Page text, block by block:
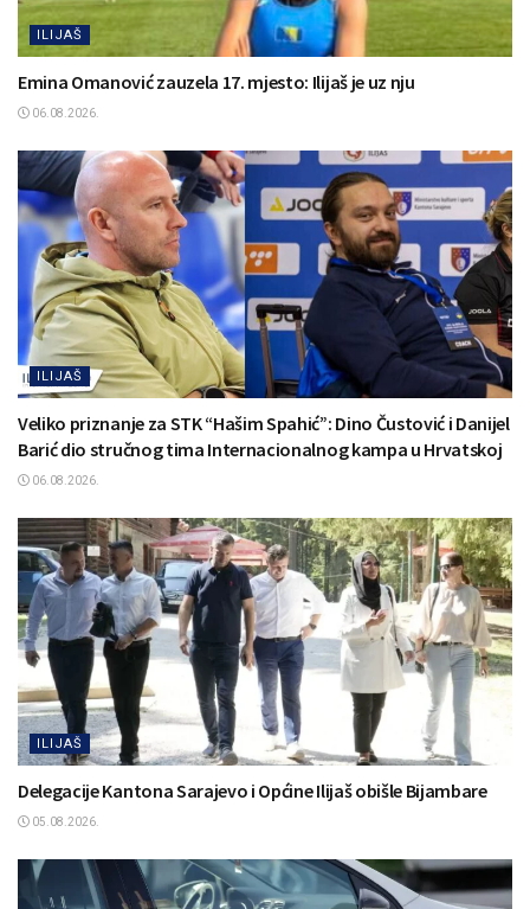
ILIJAŠ
Emina Omanović zauzela 17. mjesto: Ilijaš je uz nju
06.08.2026.
ILIJAŠ
Veliko priznanje za STK “Hašim Spahić”: Dino Čustović i Danijel
Barić dio stručnog tima Internacionalnog kampa u Hrvatskoj
06.08.2026.
ILIJAŠ
Delegacije Kantona Sarajevo i Općine Ilijaš obišle Bijambare
05.08.2026.